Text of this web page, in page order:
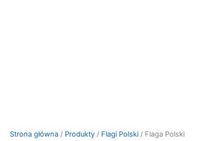
Strona główna / Produkty / Flagi Polski / Flaga Polski